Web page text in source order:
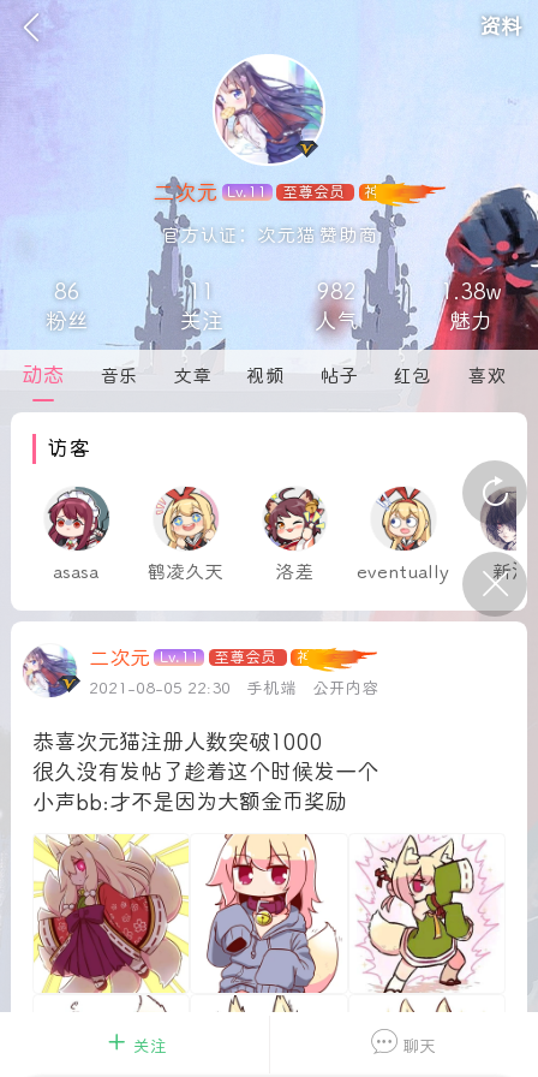
资料
欢迎来
资讯
区发布非法内容 发现立即永久封号
官方公告
P站美图推荐——条纹过膝袜（二）
隐藏
P站美图推荐——紫发特辑
隐藏 0
P站美图推荐——透视装特辑（二）
0
关注 聊天
二次元 Lv.11 至尊会员 神
官方认证：次元猫 赞助商
86
粉丝
11
关注
982
人气
1.38w
魅力
动态 音乐 文章 视频 帖子 红包 喜欢
访客
asasa 鹤凌久天 洛差 eventually 新泷
二次元 Lv.11 至尊会员
神
2021-08-05 22:30
手机端 公开内容
恭喜次元猫注册人数突破1000
很久没有发帖了趁着这个时候发一个
小声bb:才不是因为大额金币奖励